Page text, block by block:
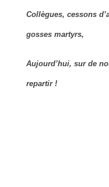
Collègues, cessons
gosses martyrs,
Aujourd’hui, sur de
repartir !